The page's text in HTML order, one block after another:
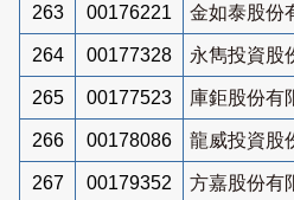
263 00176221 金如泰股份
264 00177328 永雋投資股
265 00177523 庫鉅股份有
266 00178086 龍威投資股
267 00179352 方嘉股份有